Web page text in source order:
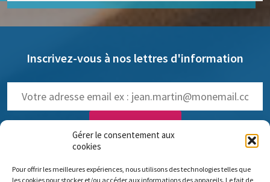
Gérer le consentement aux
cookies
Pour offrir les meilleures expériences, nous utilisons des technologies telles que
les cookies pour stocker et/ou accéder aux informations des appareils. Le fait de
Inscrivez-vous à nos lettres d'information
trimestrielle de Pro Anima(Voir les anciennes lettres)